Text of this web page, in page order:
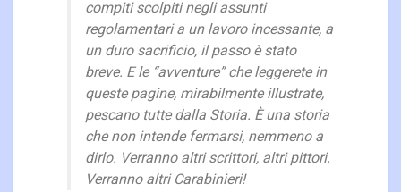
compiti scolpiti negli assunti
regolamentari a un lavoro incessante, a
un duro sacrificio, il passo è stato
breve. E le “avventure” che leggerete in
queste pagine, mirabilmente illustrate,
pescano tutte dalla Storia. È una storia
che non intende fermarsi, nemmeno a
dirlo. Verranno altri scrittori, altri pittori.
Verranno altri Carabinieri!